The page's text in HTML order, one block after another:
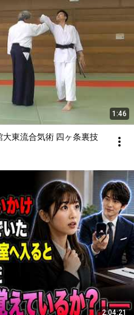
1:46
大東流合気術 四ヶ条裏技
2:04:21